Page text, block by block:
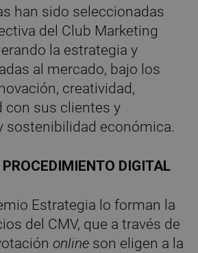
han sido seleccionadas
del Club Marketing
la estrategia y
al mercado, bajo los
creatividad,
con sus clientes y
sostenibilidad económica.
DIGITAL
Estrategia lo forman la
del CMV, que a través de
online son eligen a la